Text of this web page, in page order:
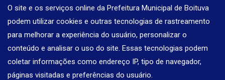
O site e os serviços online da Prefeitura Municipal de Boituva
podem utilizar cookies e outras tecnologias de rastreamento
para melhorar a experiência do usuário, personalizar o
conteúdo e analisar o uso do site. Essas tecnologias podem
coletar informações como endereço IP, tipo de navegador,
páginas visitadas e preferências do usuário.